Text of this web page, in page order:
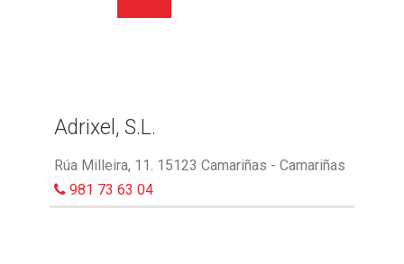
Adrixel, S.L.
Rúa Milleira, 11. 15123 Camariñas - Camariñas
981 73 63 04